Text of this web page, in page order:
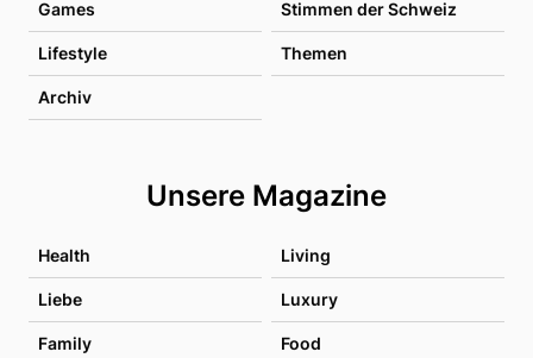
Games Stimmen der Schweiz
Lifestyle Themen
Archiv
Unsere Magazine
Health Living
Liebe Luxury
Family Food